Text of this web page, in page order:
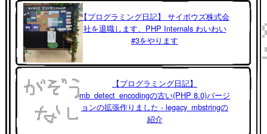
【プログラミング日記】 サイボウズ株式会
社を退職します、PHP Internals わいわい
#3をやります
【プログラミング日記】
mb_detect_encodingの古い(PHP 8.0)バージ
ョンの拡張作りました - legacy_mbstringの
紹介